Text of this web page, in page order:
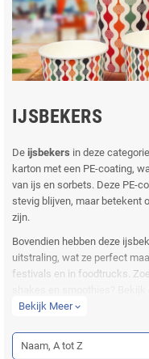
IJSBEKERS
De ijsbekers in deze
karton met een PE-coating,
van ijs en sorbets. Deze PE-
stevig blijven, maar betekent
zijn.
Bovendien hebben deze
uitstraling, wat ze perfect
festivals en in foodtrucks.
Deksels .
Voordelen van
Bekijk Meerexpand_more
Naam, A tot Z